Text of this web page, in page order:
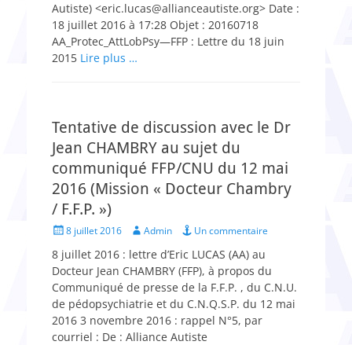
Autiste) <eric.lucas@allianceautiste.org> Date :
18 juillet 2016 à 17:28 Objet : 20160718
AA_Protec_AttLobPsy—FFP : Lettre du 18 juin
2015 Lire plus …
Tentative de discussion avec le Dr
Jean CHAMBRY au sujet du
communiqué FFP/CNU du 12 mai
2016 (Mission « Docteur Chambry
/ F.F.P. »)
Posted8 juillet 2016 Author
Admin Un commentaire
8 juillet 2016 : lettre d’Eric LUCAS (AA) au
Docteur Jean CHAMBRY (FFP), à propos du
Communiqué de presse de la F.F.P. , du C.N.U.
de pédo­psychiatrie et du C.N.Q.S.P. du 12 mai
2016 3 novembre 2016 : rappel N°5, par
courriel : De : Alliance Autiste